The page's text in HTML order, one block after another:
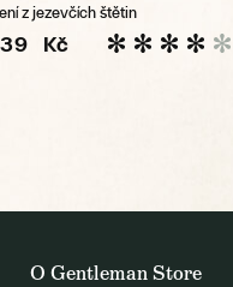
z jezevčích štětin
Kč
O Gentleman Store